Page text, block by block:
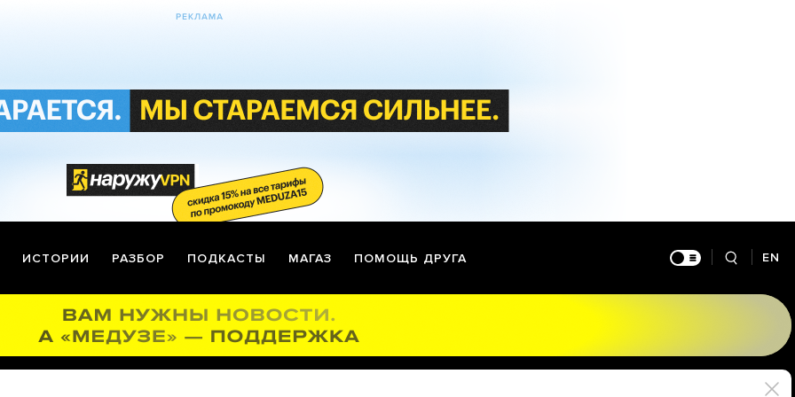
ИСТОРИИ РАЗБОР ПОДКАСТЫ МАГАЗ ПОМОЩЬ ДРУГА EN